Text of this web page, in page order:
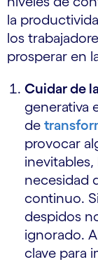
la
los
prosperar en
Cuidar de
generativa
de
provocar
necesidad
continuo.
despidos
ignorado.
clave para